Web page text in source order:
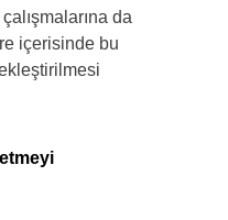
da
içerisinde bu